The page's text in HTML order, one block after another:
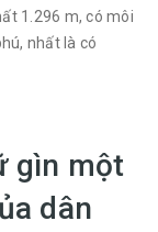
1.296 m, có môi
nhất là có
gìn một
dân